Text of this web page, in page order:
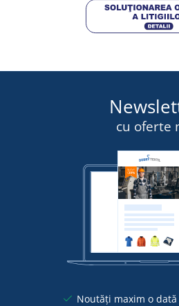
cu oferte
Noutăți maxim o